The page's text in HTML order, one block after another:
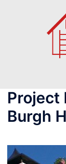
Project
Burgh